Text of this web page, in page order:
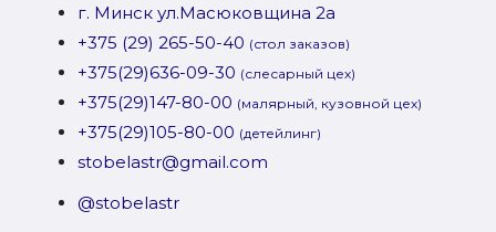
г. Минск ул.Масюковщина 2а
+375 (29) 265-50-40 (стол заказов)
+375(29)636-09-30 (слесарный цех)
+375(29)147-80-00 (малярный, кузовной цех)
+375(29)105-80-00 (детейлинг)
stobelastr@gmail.com
@stobelastr